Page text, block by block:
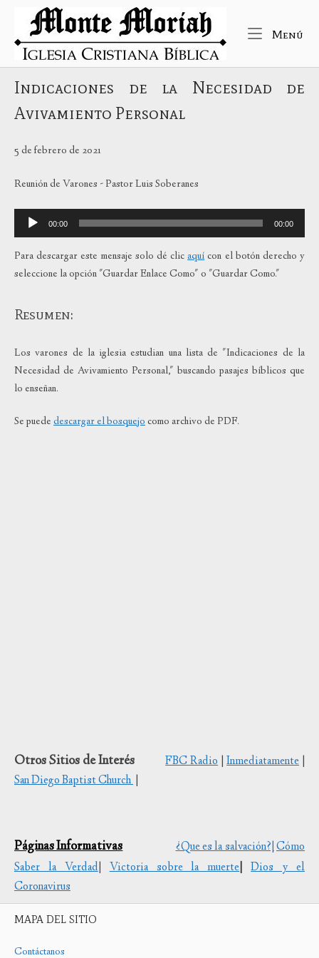
contenido
Inicio
Menú
Indicaciones de la Necesidad de
Avivamiento Personal
5 de febrero de 2021
Reunión de Varones - Pastor Luis Soberanes
Reproductor
de
audio
00:00 00:00
Para descargar este mensaje solo dé clicaquícon el botón derecho y
seleccione la opción "Guardar Enlace Como" o "Guardar Como."
Resumen:
Los varones de la iglesia estudian una lista de "Indicaciones de la
Necesidad de Avivamiento Personal," buscando pasajes bíblicos que
lo enseñan.
Se puede descargar el bosquejo como archivo de PDF.
Otros Sitios de Interés FBC Radio|Inmediatamente
San Diego Baptist Church
Páginas Informativas ¿Que es la salvación?|Cómo
Saber la Verdad|Victoria sobre la muerte|
Dios y el
Coronavirus
MAPA DEL SITIO
Contáctanos